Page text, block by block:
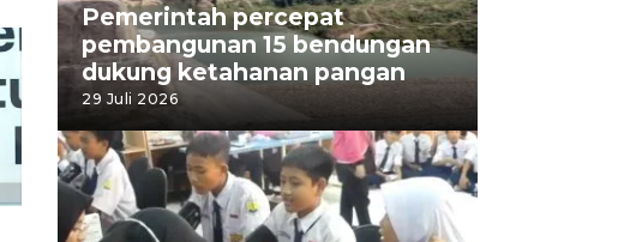
Pemerintah percepat
pembangunan 15 bendungan
dukung ketahanan pangan
29 Juli 2026